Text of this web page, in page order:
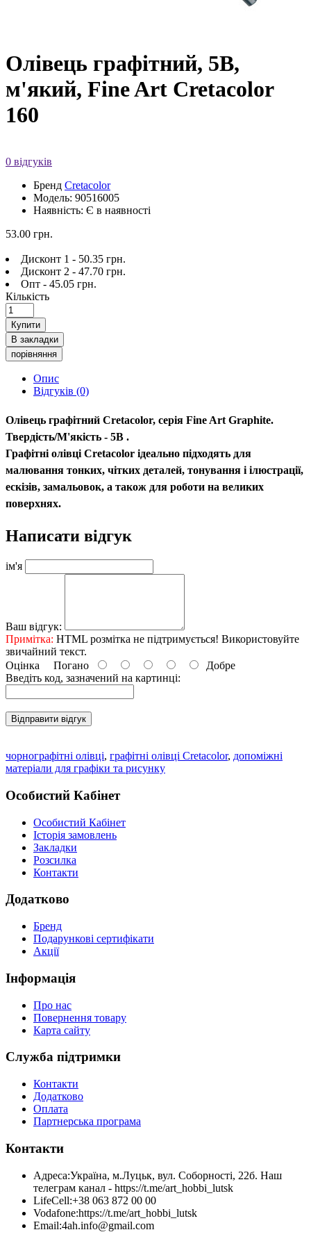
Олівець графітний, 5B,
м'який, Fine Art Cretacolor
160
0 відгуків
Бренд Cretacolor
Модель: 90516005
Наявність: Є в наявності
53.00 грн.
Дисконт 1 - 50.35 грн.
Дисконт 2 - 47.70 грн.
Опт - 45.05 грн.
Кількість
Купити
В закладки
порівняння
Опис
Відгуків (0)
Олівець графітний Cretacolor, серія Fine Art Graphite.
Твердість/М'якість - 5B .
Графітні олівці Cretacolor ідеально підходять для
малювання тонких, чітких деталей, тонування і ілюстрації,
ескізів, замальовок, а також для роботи на великих
поверхнях.
Написати відгук
ім'я
Ваш відгук:
Примітка: HTML розмітка не підтримується! Використовуйте
звичайний текст.
Оцінка Погано
Добре
Введіть код, зазначений на картинці:
Відправити відгук
чорнографітні олівці, графітні олівці Cretacolor, допоміжні
матеріали для графіки та рисунку
Особистий Кабінет
Особистий Кабінет
Історія замовлень
Закладки
Розсилка
Контакти
Додатково
Бренд
Подарункові сертифікати
Акції
Інформація
Про нас
Повернення товару
Карта сайту
Служба підтримки
Контакти
Додатково
Оплата
Партнерська програма
Контакти
Адреса:Україна, м.Луцьк, вул. Соборності, 22б. Наш
телеграм канал - https://t.me/art_hobbi_lutsk
LifeCell:+38 063 872 00 00
Vodafone:https://t.me/art_hobbi_lutsk
Email:4ah.info@gmail.com